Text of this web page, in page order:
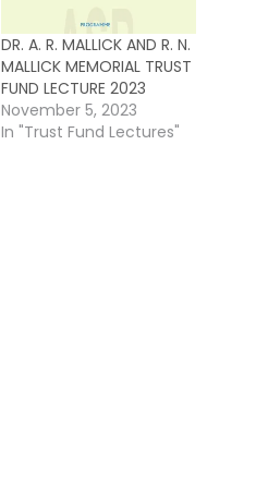
DR. A. R. MALLICK AND R. N.
MALLICK MEMORIAL TRUST
FUND LECTURE 2023
November 5, 2023
In "Trust Fund Lectures"